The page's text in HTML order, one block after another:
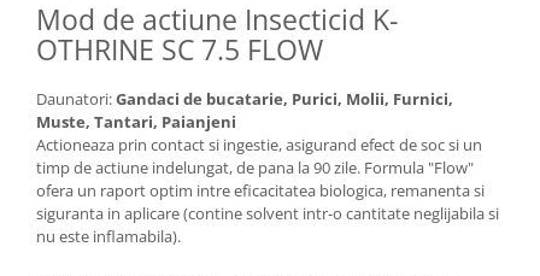
Unelte de mana
Scule pneumatice
& Truse reparatii caroserie
Cabluri si incarcatoare acumulator
Echipamente de ridicat
Chinga ancorare
Depozitare si organizare
Mod de actiune Insecticid K-
OTHRINE SC 7.5 FLOW
Daunatori:Gandaci de bucatarie, Purici, Molii, Furnici,
Muste, Tantari, Paianjeni
Actioneaza prin contact si ingestie, asigurand efect de soc si un
timp de actiune indelungat, de pana la 90 zile. Formula "Flow"
ofera un raport optim intre eficacitatea biologica, remanenta si
siguranta in aplicare (contine solvent intr-o cantitate neglijabila si
nu este inflamabila).